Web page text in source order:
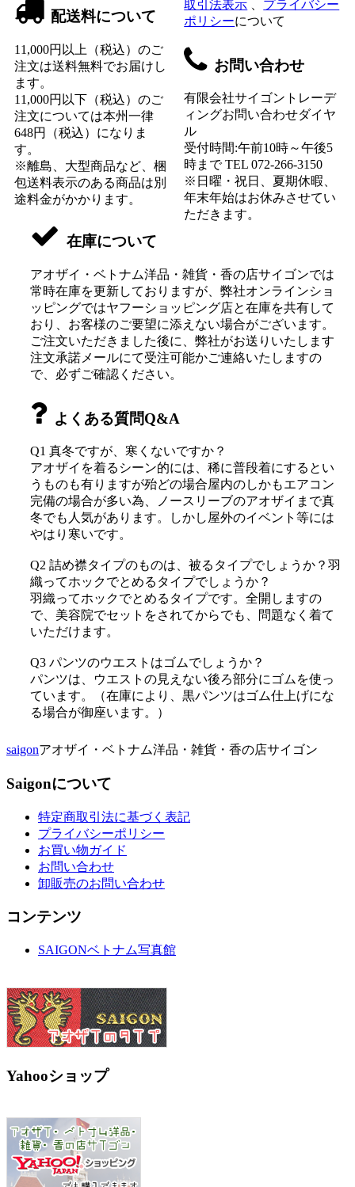
配送料について
11,000円以上（税込）のご
注文は送料無料でお届けし
ます。
11,000円以下（税込）のご
注文については本州一律
648円（税込）になりま
す。
※離島、大型商品など、梱
包送料表示のある商品は別
途料金がかかります。
取引法表示
プライバシー
ポリシーについて
お問い合わせ
有限会社サイゴントレーデ
ィングお問い合わせダイヤ
ル
受付時間:午前10時～午後5
時まで TEL 072-266-3150
※日曜・祝日、夏期休暇、
年末年始はお休みさせてい
ただきます。
在庫について
アオザイ・ベトナム洋品・雑貨・香の店サイゴンでは
常時在庫を更新しておりますが、弊社オンラインショ
ッピングではヤフーショッピング店と在庫を共有して
おり、お客様のご要望に添えない場合がございます。
ご注文いただきました後に、弊社がお送りいたします
注文承諾メールにて受注可能かご連絡いたしますの
で、必ずご確認ください。
よくある質問Q&A
Q1 真冬ですが、寒くないですか？
アオザイを着るシーン的には、稀に普段着にするとい
うものも有りますが殆どの場合屋内のしかもエアコン
完備の場合が多い為、ノースリーブのアオザイまで真
冬でも人気があります。しかし屋外のイベント等には
やはり寒いです。
Q2 詰め襟タイプのものは、被るタイプでしょうか？羽
織ってホックでとめるタイプでしょうか？
羽織ってホックでとめるタイプです。全開しますの
で、美容院でセットをされてからでも、問題なく着て
いただけます。
Q3 パンツのウエストはゴムでしょうか？
パンツは、ウエストの見えない後ろ部分にゴムを使っ
ています。（在庫により、黒パンツはゴム仕上げにな
る場合が御座います。）
saigonアオザイ・ベトナム洋品・雑貨・香の店サイゴン
Saigonについて
特定商取引法に基づく表記
プライバシーポリシー
お買い物ガイド
お問い合わせ
卸販売のお問い合わせ
コンテンツ
SAIGONベトナム写真館
Yahooショップ